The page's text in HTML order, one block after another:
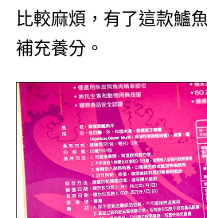
比較麻煩，有了這款鱸
補充養分。